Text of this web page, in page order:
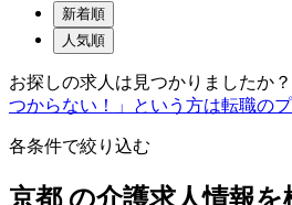
新着順
人気順
お探しの求人は見つかりましたか？
つからない！」という方は転職の
各条件で絞り込む
京都 の介護求人情報を